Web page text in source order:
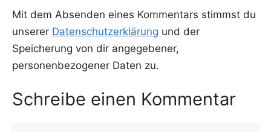
Mit dem Absenden eines Kommentars stimmst du
unserer Datenschutzerklärung und der
Speicherung von dir angegebener,
personenbezogener Daten zu.
Schreibe einen Kommentar